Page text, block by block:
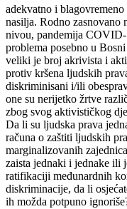
adekvatno i
nasilja. Rodno zasnovano
nivou, pandemija
problema posebno u
veliki je broj akrivista i
protiv kršena ljudskih
diskriminisani i/ili
one su nerijetko žrtve
zbog svog aktivističkog
Da li su ljudska prava
računa o zaštiti ljudskih
marginalizovanih
zaista jednaki i jednake ili
ratifikaciji međunardnih
diskriminacije, da li
ih možda potpuno